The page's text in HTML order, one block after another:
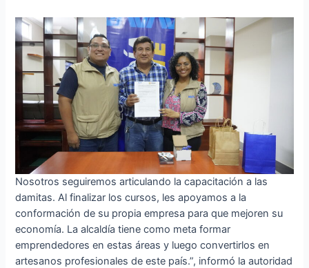
Nosotros seguiremos articulando la capacitación a las
damitas. Al finalizar los cursos, les apoyamos a la
conformación de su propia empresa para que mejoren su
economía. La alcaldía tiene como meta formar
emprendedores en estas áreas y luego convertirlos en
artesanos profesionales de este país.”, informó la autoridad